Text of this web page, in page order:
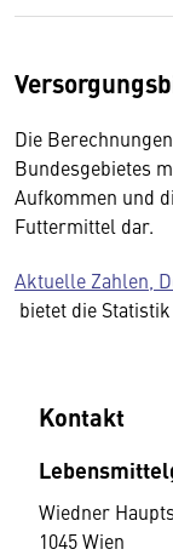
Die
Bundesgebietes
Aufkommen und
Futtermittel dar.
Aktuelle Zahlen,
bietet die
Kontakt
Wiedner
1045 Wien